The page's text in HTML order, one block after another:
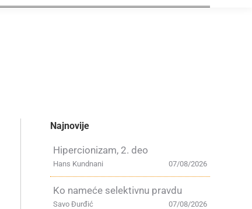
Najnovije
Hipercionizam, 2. deo
07/08/2026
Hans Kundnani
Ko nameće selektivnu pravdu
07/08/2026
Savo Đurđić